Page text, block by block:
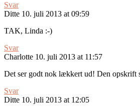
Svar
Ditte 10. juli 2013 at 09:59
TAK, Linda :-)
Svar
Charlotte 10. juli 2013 at 11:57
Det ser godt nok lækkert ud! Den opskrift
Svar
Ditte 10. juli 2013 at 12:05